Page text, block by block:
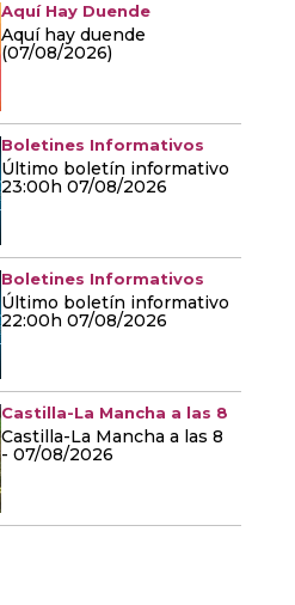
Aquí Hay Duende
Aquí hay duende
(07/08/2026)
Boletines Informativos
Último boletín informativo
23:00h 07/08/2026
Boletines Informativos
Último boletín informativo
22:00h 07/08/2026
Castilla-La Mancha a las 8
Castilla-La Mancha a las 8
- 07/08/2026